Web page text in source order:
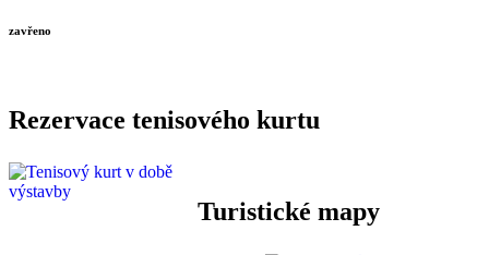
zavřeno
Rezervace tenisového kurtu
Turistické mapy